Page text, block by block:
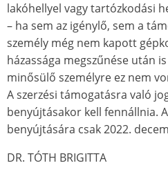
lakóhellyel vagy tartózkodási
– ha sem az igénylő, sem a
személy még nem kapott
házassága megszűnése után
minősülő személyre ez nem
A szerzési támogatásra való
benyújtásakor kell fennállnia.
benyújtására csak 2022.
DR. TÓTH BRIGITTA